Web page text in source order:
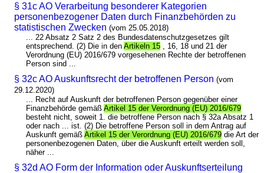
§ 31c AO Verarbeitung besonderer Kategorien
personenbezogener Daten durch Finanzbehörden zu
statistischen Zwecken (vom 25.05.2018)
... 22 Absatz 2 Satz 2 des Bundesdatenschutzgesetzes gilt
entsprechend. (2) Die in denArtikeln 15 , 16, 18 und 21 der
Verordnung (EU) 2016/679 vorgesehenen Rechte der betroffenen
Person sind ...
§ 32c AO Auskunftsrecht der betroffenen Person (vom
29.12.2020)
... Recht auf Auskunft der betroffenen Person gegenüber einer
Finanzbehörde gemäßArtikel 15 der Verordnung (EU) 2016/679
besteht nicht, soweit 1. die betroffene Person nach § 32a Absatz 1
oder nach ... ist. (2) Die betroffene Person soll in dem Antrag auf
Auskunft gemäßArtikel 15 der Verordnung (EU) 2016/679 die Art der
personenbezogenen Daten, über die Auskunft erteilt werden soll,
näher ...
§ 32d AO Form der Information oder Auskunftserteilung